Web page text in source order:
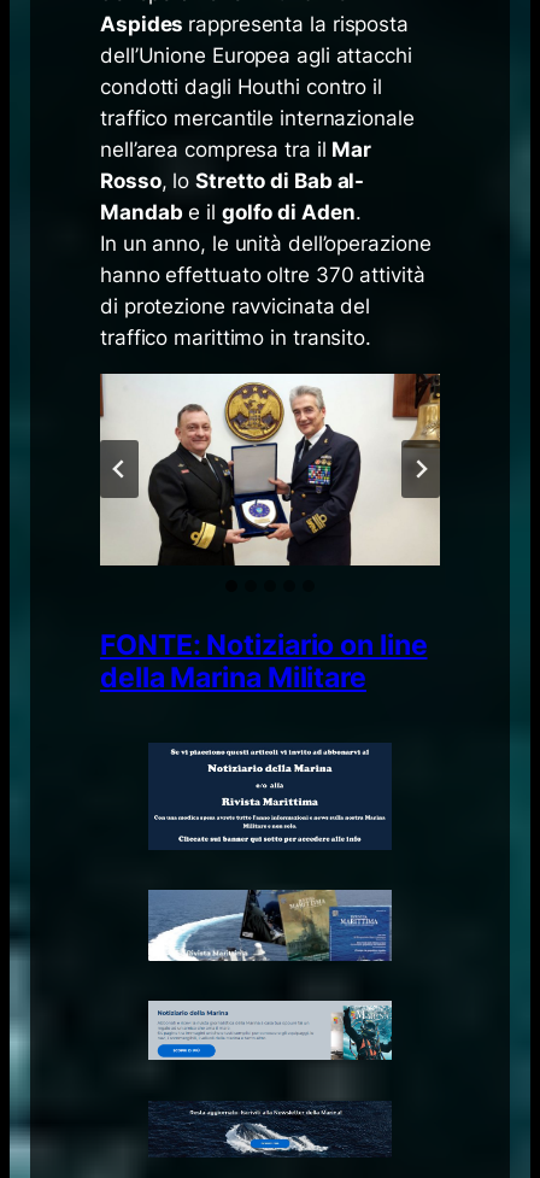
Aspides rappresenta la risposta
dell’Unione Europea agli attacchi
condotti dagli Houthi contro il
traffico mercantile internazionale
nell’area compresa tra il Mar
Rosso, loStretto di Bab al-
Mandabe il golfo di Aden.
In un anno, le unità dell’operazione
hanno effettuato oltre 370 attività
di protezione ravvicinata del
traffico marittimo in transito.
FONTE: Notiziario on line
della Marina Militare